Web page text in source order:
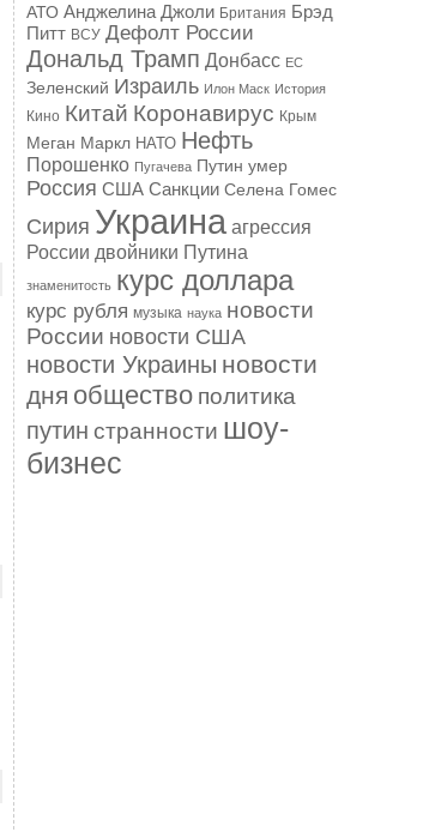
АТО Анджелина Джоли Британия Брэд
Питт ВСУ Дефолт России
Дональд Трамп Донбасс ЕС
Зеленский Израиль Илон Маск История
Кино Китай Коронавирус Крым
Меган Маркл НАТО Нефть
Порошенко Пугачева Путин умер
Россия США Санкции Селена Гомес
Сирия Украина агрессия
России двойники Путина
знаменитость курс доллара
курс рубля музыка наука новости
России новости США
новости Украины новости
дня общество политика
путин странности шоу-
бизнес